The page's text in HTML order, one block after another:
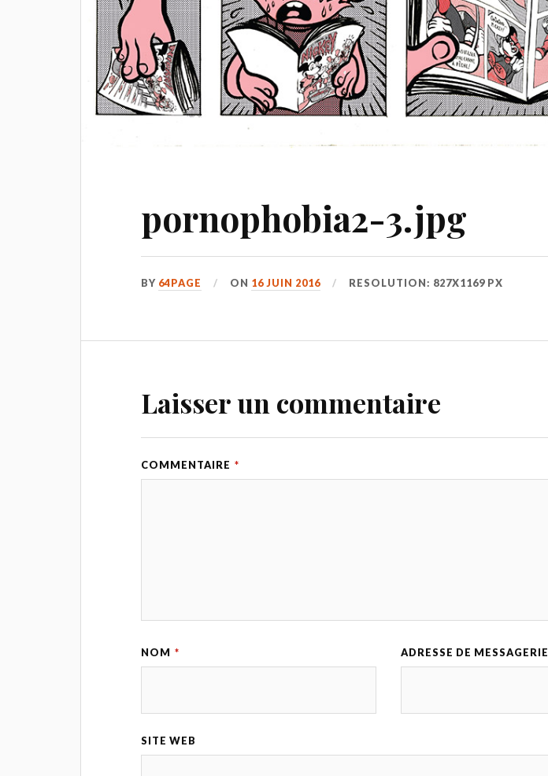
pornophobia2-3.jpg
BY 64PAGE ON 16 JUIN 2016 RESOLUTION: 827X1169 PX
Laisser un commentaire
COMMENTAIRE *
NOM * ADRESSE DE MESSAGERIE
SITE WEB